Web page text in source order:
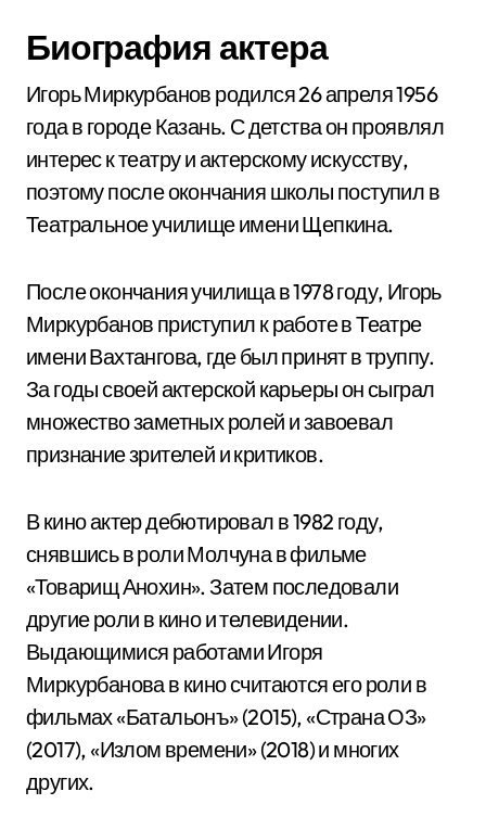
Биография актера
Игорь Миркурбанов родился 26 апреля 1956
года в городе Казань. С детства он проявлял
интерес к театру и актерскому искусству,
поэтому после окончания школы поступил в
Театральное училище имени Щепкина.
После окончания училища в 1978 году, Игорь
Миркурбанов приступил к работе в Театре
имени Вахтангова, где был принят в труппу.
За годы своей актерской карьеры он сыграл
множество заметных ролей и завоевал
признание зрителей и критиков.
В кино актер дебютировал в 1982 году,
снявшись в роли Молчуна в фильме
«Товарищ Анохин». Затем последовали
другие роли в кино и телевидении.
Выдающимися работами Игоря
Миркурбанова в кино считаются его роли в
фильмах «Батальонъ» (2015), «Страна ОЗ»
(2017), «Излом времени» (2018) и многих
других.